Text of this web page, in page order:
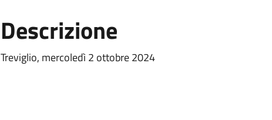
Descrizione
Treviglio, mercoledì 2 ottobre 2024